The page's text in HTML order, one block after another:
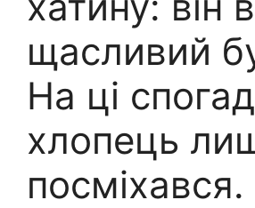
щасливий
На ці
хлопець
посміхався.